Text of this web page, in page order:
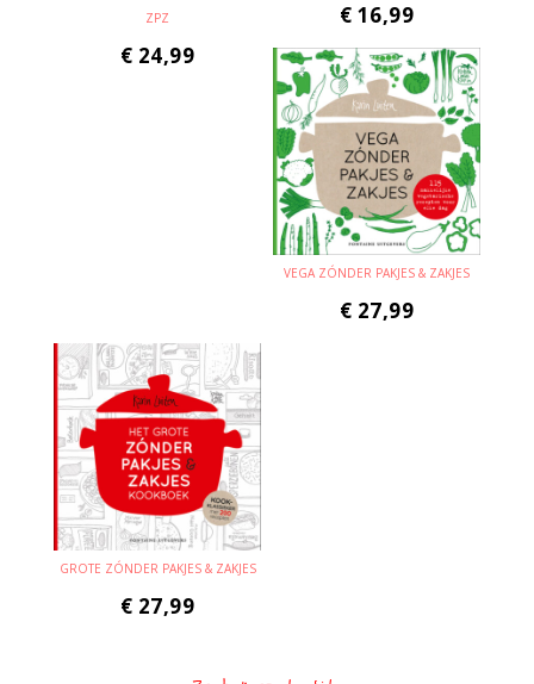
ZPZ
€ 24,99
€ 16,99
VEGA ZÓNDER PAKJES & ZAKJES
€ 27,99
GROTE ZÓNDER PAKJES & ZAKJES
€ 27,99